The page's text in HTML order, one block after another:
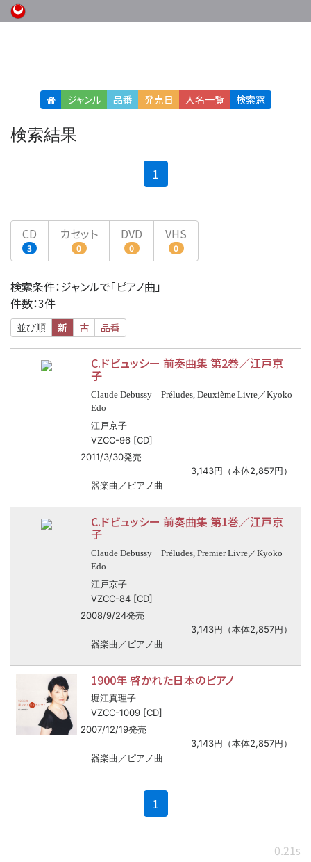
ジャンル 品番 発売日 人名一覧 検索窓
検索結果
1
CD
3
カセット
0
DVD
0
VHS
0
検索条件：ジャンルで「ピアノ曲」
件数：3件
並び順 新 古 品番
C.ドビュッシー 前奏曲集 第2巻／江戸京
子
Claude Debussy Préludes, Deuxième Livre／Kyoko
Edo
江戸京子
VZCC-96 [CD]
2011/3/30発売
3,143円（本体2,857円）
器楽曲／ピアノ曲
C.ドビュッシー 前奏曲集 第1巻／江戸京
子
Claude Debussy Préludes, Premier Livre／Kyoko
Edo
江戸京子
VZCC-84 [CD]
2008/9/24発売
3,143円（本体2,857円）
器楽曲／ピアノ曲
1900年 啓かれた日本のピアノ
堀江真理子
VZCC-1009 [CD]
2007/12/19発売
3,143円（本体2,857円）
器楽曲／ピアノ曲
1
0.21s